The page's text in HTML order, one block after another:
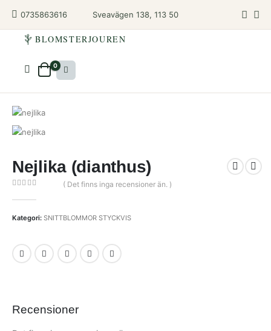
0735863616 Sveavägen 138, 113 50
BLOMSTERJOUREN
0
Nejlika (dianthus)
( Det finns inga recensioner än. )
Kategori: SNITTBLOMMOR STYCKVIS
Recensioner